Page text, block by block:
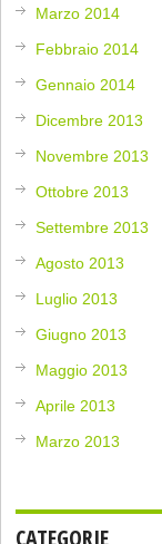
Marzo 2014
Febbraio 2014
Gennaio 2014
Dicembre 2013
Novembre 2013
Ottobre 2013
Settembre 2013
Agosto 2013
Luglio 2013
Giugno 2013
Maggio 2013
Aprile 2013
Marzo 2013
CATEGORIE